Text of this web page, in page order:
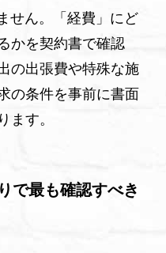
せん。「経費」にど
かを契約書で確認
の出張費や特殊な施
の条件を事前に書面
ます。
で最も確認すべき